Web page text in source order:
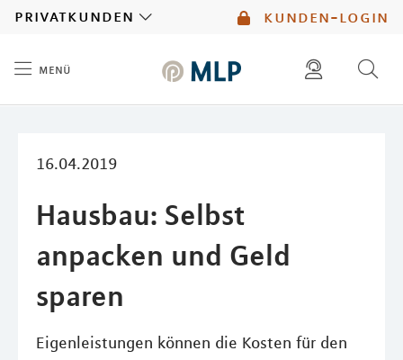
kunden-login
privatkunden
menü
16.04.2019
Hausbau: Selbst
anpacken und Geld
sparen
Eigenleistungen können die Kosten für den